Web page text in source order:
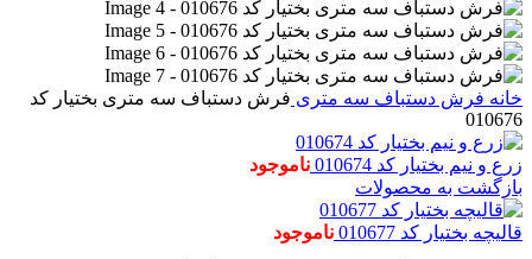
خانه فرش دستباف سه متری فرش دستباف سه متری بختیار کد
010676
زرع و نیم بختیار کد 010674
ناموجود
بازگشت به محصولات
قالیچه بختیار کد 010677 ناموجود